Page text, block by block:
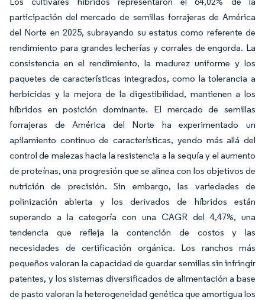
participación del mercado de semillas forrajeras de América
del Norte en 2025, subrayando su estatus como referente de
rendimiento para grandes lecherías y corrales de engorda. La
consistencia en el rendimiento, la madurez uniforme y los
paquetes de características integrados, como la tolerancia a
herbicidas y la mejora de la digestibilidad, mantienen a los
híbridos en posición dominante. El mercado de semillas
forrajeras de América del Norte ha experimentado un
apilamiento continuo de características, yendo más allá del
control de malezas hacia la resistencia a la sequía y el aumento
de proteínas, una progresión que se alinea con los objetivos de
nutrición de precisión. Sin embargo, las variedades de
polinización abierta y los derivados de híbridos están
superando a la categoría con una CAGR del 4,47%, una
tendencia que refleja la contención de costos y las
necesidades de certificación orgánica. Los ranchos más
pequeños valoran la capacidad de guardar semillas sin infringir
patentes, y los sistemas diversificados de alimentación a base
de pasto valoran la heterogeneidad genética que amortigua los